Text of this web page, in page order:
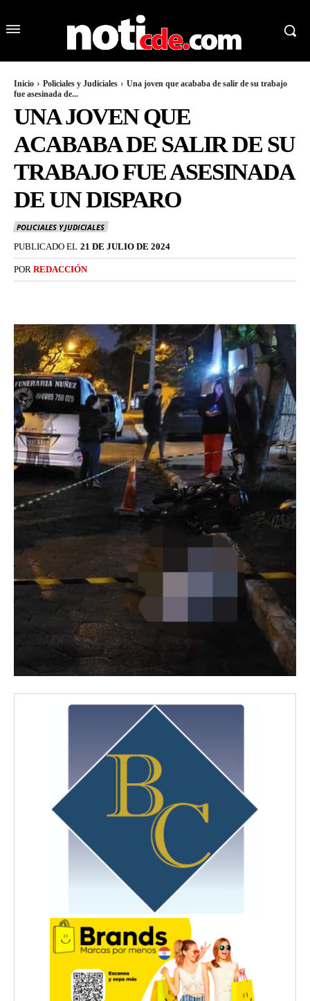
Inicio Policiales y Judiciales
Una joven que acababa de salir de su trabajo
fue asesinada de...
UNA JOVEN QUE
ACABABA DE SALIR DE SU
TRABAJO FUE ASESINADA
DE UN DISPARO
POLICIALES Y JUDICIALES
PUBLICADO EL 21 DE JULIO DE 2024
POR REDACCIÓN